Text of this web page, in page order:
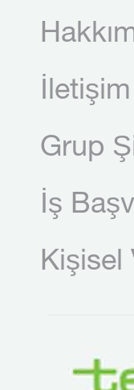
İletişim
Grup
İş
Kişisel